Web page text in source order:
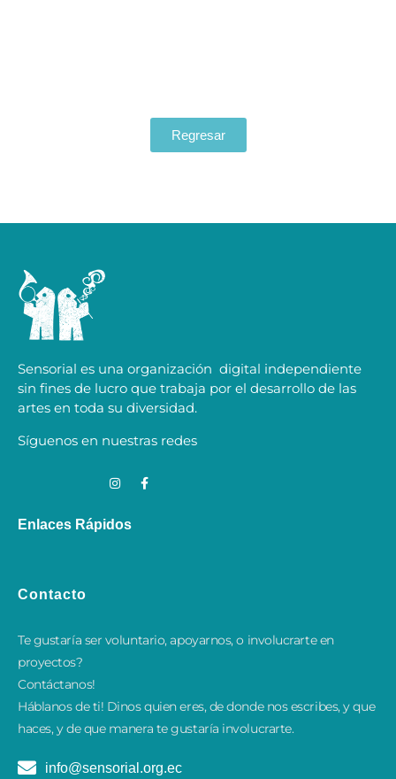
Regresar
Sensorial es una organización digital independiente
sin fines de lucro que trabaja por el desarrollo de las
artes en toda su diversidad.
Síguenos en nuestras redes
Enlaces Rápidos
Contacto
Te gustaría ser voluntario, apoyarnos, o involucrarte en
proyectos?
Contáctanos!
​Háblanos de ti! Dinos quien eres, de donde nos escribes, y que
haces, y de que manera te gustaría involucrarte.
info@sensorial.org.ec